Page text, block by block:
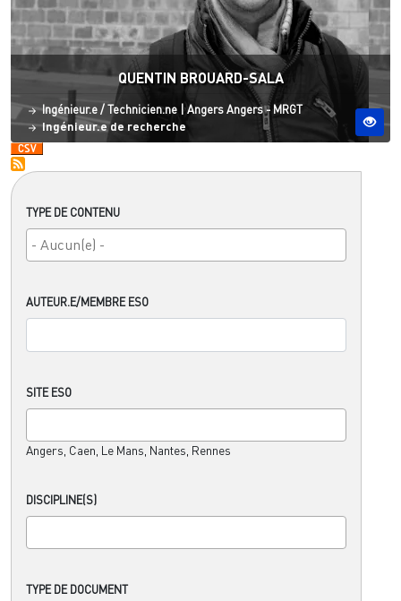
TYPE DE CONTENU
AUTEUR.E/MEMBRE ESO
SITE ESO
Angers, Caen, Le Mans, Nantes, Rennes
DISCIPLINE(S)
TYPE DE DOCUMENT
QUENTIN BROUARD-SALA
Statut
Ingénieur.e / Technicien.ne |Site ESO
AngersAngers - MRGT
Ingénieur.e de recherche